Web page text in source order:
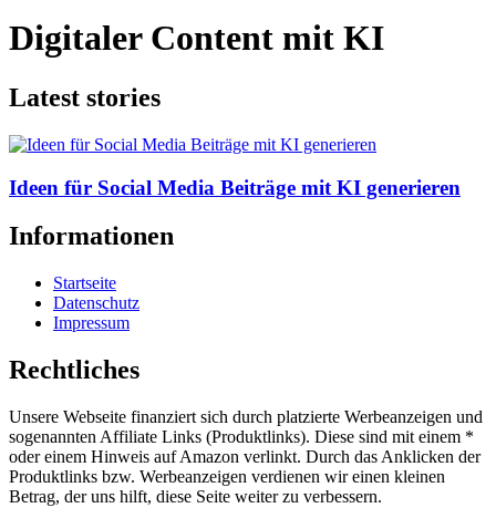
Digitaler Content mit KI
Latest stories
Ideen für Social Media Beiträge mit KI generieren
Informationen
Startseite
Datenschutz
Impressum
Rechtliches
Unsere Webseite finanziert sich durch platzierte Werbeanzeigen und
sogenannten Affiliate Links (Produktlinks). Diese sind mit einem *
oder einem Hinweis auf Amazon verlinkt. Durch das Anklicken der
Produktlinks bzw. Werbeanzeigen verdienen wir einen kleinen
Betrag, der uns hilft, diese Seite weiter zu verbessern.